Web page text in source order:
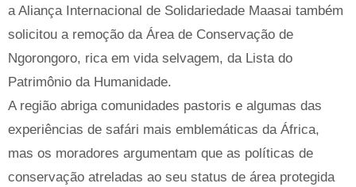
a Aliança Internacional de Solidariedade Maasai também
solicitou a remoção da Área de Conservação de
Ngorongoro, rica em vida selvagem, da Lista do
Patrimônio da Humanidade.
A região abriga comunidades pastoris e algumas das
experiências de safári mais emblemáticas da África,
mas os moradores argumentam que as políticas de
conservação atreladas ao seu status de área protegida